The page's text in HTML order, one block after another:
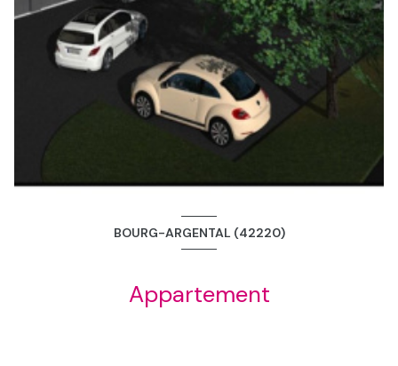
BOURG-ARGENTAL (42220)
Appartement